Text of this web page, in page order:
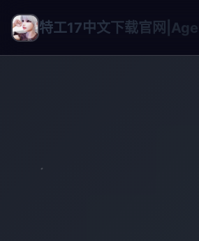
特工17中文下载官网